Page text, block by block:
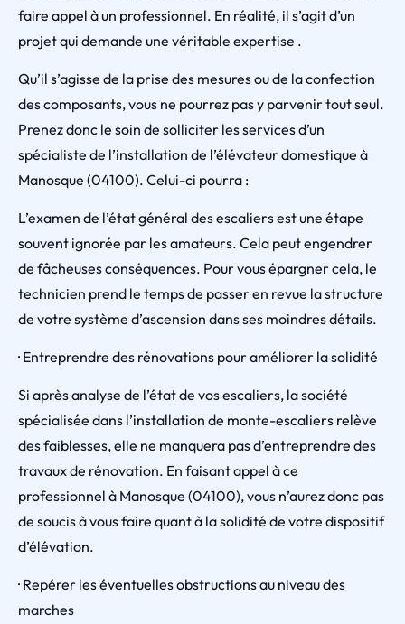
faire appel à un professionnel. En réalité, il s’agit d’un
projet qui demande une véritable expertise .
Qu’il s’agisse de la prise des mesures ou de la confection
des composants, vous ne pourrez pas y parvenir tout seul.
Prenez donc le soin de solliciter les services d’un
spécialiste de l’installation de l’élévateur domestique à
Manosque (04100). Celui-ci pourra :
L’examen de l’état général des escaliers est une étape
souvent ignorée par les amateurs. Cela peut engendrer
de fâcheuses conséquences. Pour vous épargner cela, le
technicien prend le temps de passer en revue la structure
de votre système d’ascension dans ses moindres détails.
· Entreprendre des rénovations pour améliorer la solidité
Si après analyse de l’état de vos escaliers, la société
spécialisée dans l’installation de monte-escaliers relève
des faiblesses, elle ne manquera pas d’entreprendre des
travaux de rénovation. En faisant appel à ce
professionnel à Manosque (04100), vous n’aurez donc pas
de soucis à vous faire quant à la solidité de votre dispositif
d’élévation.
· Repérer les éventuelles obstructions au niveau des
marches